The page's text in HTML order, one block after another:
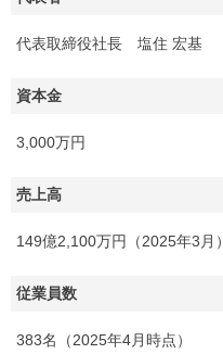
代表取締役社長 塩住 宏基
資本金
3,000万円
売上高
149億2,100万円（2025年3月）
従業員数
383名（2025年4月時点）